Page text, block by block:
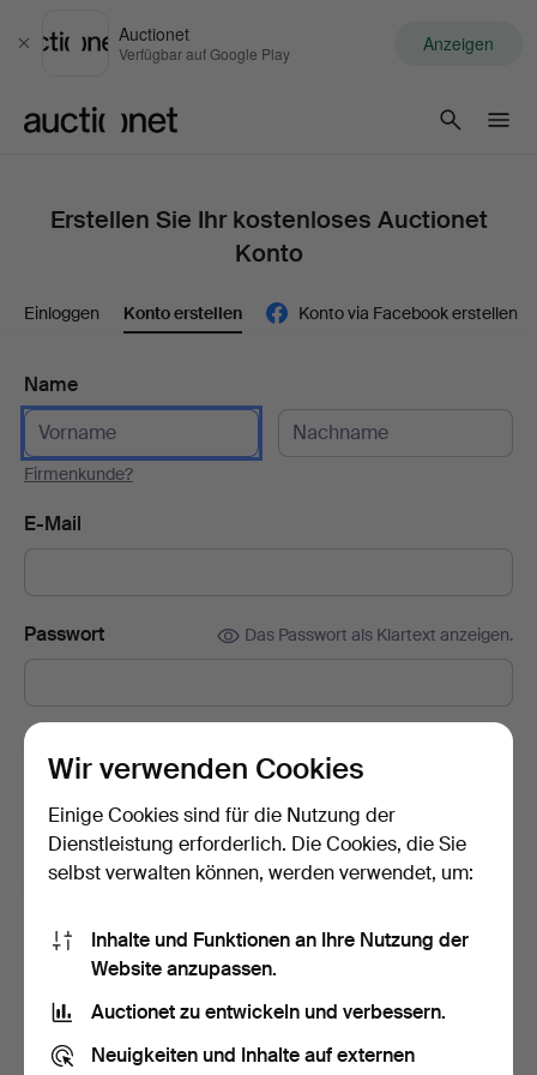
Schließen
Auctionet
Verfügbar auf Google Play Anzeigen
Erstellen Sie Ihr kostenloses Auctionet
Konto
Einloggen Konto erstellen Konto via Facebook erstellen
Name
Firmenkunde?
E-Mail
Passwort Das Passwort als Klartext anzeigen.
Mit u. a. Expertentipps, ausgewählten Objekten und Inspiration.
Sie können das Abonnement ganz einfach beenden, falls Sie
nicht mehr interessiert sind.
Ich bin über 18 Jahre alt und akzeptieredie
Datenschutzerklärungzur Kenntnis genommen habe.
Konto erstellen
Wir verwenden Cookies
Einige Cookies sind für die Nutzung der
Dienstleistung erforderlich. Die Cookies, die Sie
selbst verwalten können, werden verwendet, um:
Inhalte und Funktionen an Ihre Nutzung der
Website anzupassen.
Auctionet zu entwickeln und verbessern.
Neuigkeiten und Inhalte auf externen